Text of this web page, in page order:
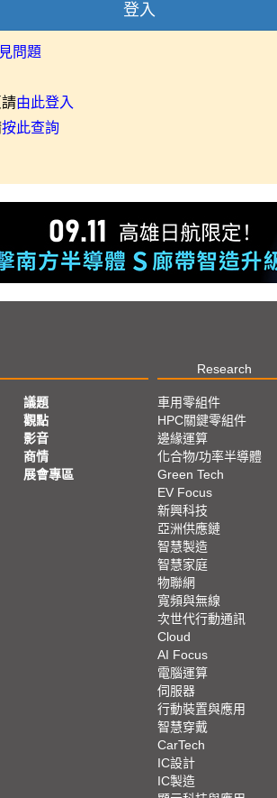
登入
問題
由此登入
按此查詢
Research
議題
觀點
影音
商情
展會專區
車用零組件
HPC關鍵零組件
邊緣運算
化合物/功率半導體
Green Tech
EV Focus
新興科技
亞洲供應鏈
智慧製造
智慧家庭
物聯網
寬頻與無線
次世代行動通訊
Cloud
AI Focus
電腦運算
伺服器
行動裝置與應用
智慧穿戴
CarTech
IC設計
IC製造